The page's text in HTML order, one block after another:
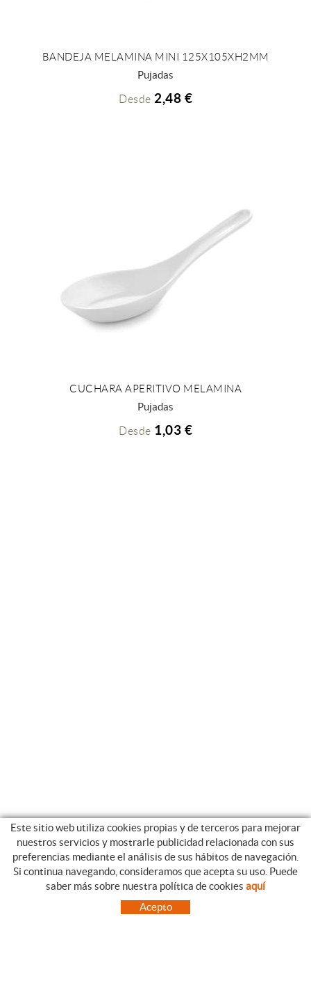
+ INFO
BANDEJA MELAMINA MINI 125X105XH2MM
Pujadas
Desde 2,48 €
+ INFO
CUCHARA APERITIVO MELAMINA
Pujadas
Desde 1,03 €
CATEGORIAS GUIA DE COMPRA
CONDICIONES DE COMPRA
PAGO
Este sitio web utiliza cookies propias y de terceros para mejorar
nuestros servicios y mostrarle publicidad relacionada con sus
preferencias mediante el análisis de sus hábitos de navegación.
Si continua navegando, consideramos que acepta su uso. Puede
saber más sobre nuestra política de cookies aquí
Acepto